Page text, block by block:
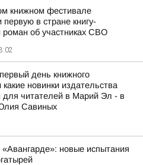
книжном фестивале
первую в стране книгу-
роман об участниках СВО
день книжного
новинки издательства
для читателей в Марий Эл - в
Савиных
новые испытания